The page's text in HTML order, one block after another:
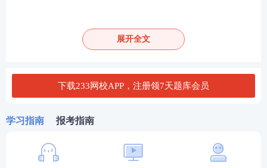
展开全文
下载233网校APP，注册领7天题库会员
学习指南 报考指南